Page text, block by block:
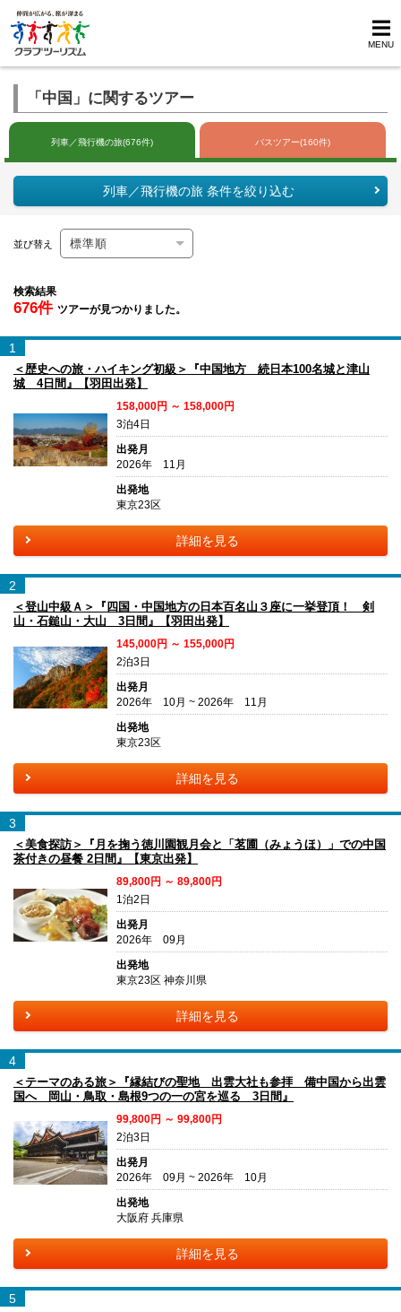
MENU
「中国」に関するツアー
列車／飛行機の旅(676件) バスツアー(160件)
列車／飛行機の旅 条件を絞り込む
並び替え
検索結果
676件 ツアーが見つかりました。
1
＜歴史への旅・ハイキング初級＞『中国地方 続日本100名城と津山
城 4日間』【羽田出発】
158,000円 ～ 158,000円
3泊4日
出発月
2026年 11月
出発地
東京23区
詳細を見る
2
＜登山中級Ａ＞『四国・中国地方の日本百名山３座に一挙登頂！ 剣
山・石鎚山・大山 3日間』【羽田出発】
145,000円 ～ 155,000円
2泊3日
出発月
2026年 10月 ~ 2026年 11月
出発地
東京23区
詳細を見る
3
＜美食探訪＞『月を掬う徳川園観月会と「茗圃（みょうほ）」での中国
茶付きの昼餐 2日間』【東京出発】
89,800円 ～ 89,800円
1泊2日
出発月
2026年 09月
出発地
東京23区 神奈川県
詳細を見る
4
＜テーマのある旅＞『縁結びの聖地 出雲大社も参拝 備中国から出雲
国へ 岡山・鳥取・島根9つの一の宮を巡る 3日間』
99,800円 ～ 99,800円
2泊3日
出発月
2026年 09月 ~ 2026年 10月
出発地
大阪府 兵庫県
詳細を見る
5